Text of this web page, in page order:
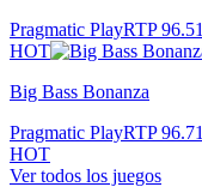
Pragmatic PlayRTP96.51
HOT
Big Bass Bonanza
Pragmatic PlayRTP96.71
HOT
Ver todos los juegos